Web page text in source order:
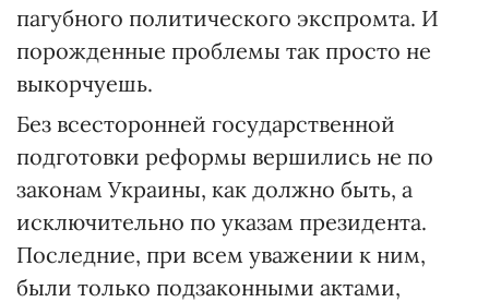
пагубного политического экспромта. И
порожденные проблемы так просто не
выкорчуешь.
Без всесторонней государственной
подготовки реформы вершились не по
законам Украины, как должно быть, а
исключительно по указам президента.
Последние, при всем уважении к ним,
были только подзаконными актами,